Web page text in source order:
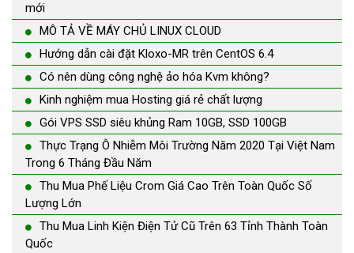
mới
MÔ TẢ VỀ MÁY CHỦ LINUX CLOUD
Hướng dẫn cài đặt Kloxo-MR trên CentOS 6.4
Có nên dùng công nghệ ảo hóa Kvm không?
Kinh nghiệm mua Hosting giá rẻ chất lượng
Gói VPS SSD siêu khủng Ram 10GB, SSD 100GB
Thực Trạng Ô Nhiễm Môi Trường Năm 2020 Tại Việt Nam
Trong 6 Tháng Đầu Năm
Thu Mua Phế Liệu Crom Giá Cao Trên Toàn Quốc Số
Lượng Lớn
Thu Mua Linh Kiện Điện Tử Cũ Trên 63 Tỉnh Thành Toàn
Quốc